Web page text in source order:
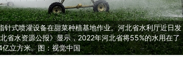
针式喷灌设备在甜菜种植基地作业。河北省水利厅近日发
省水资源公报》显示，2022年河北省将55%的水用在了
立方米。图：视觉中国